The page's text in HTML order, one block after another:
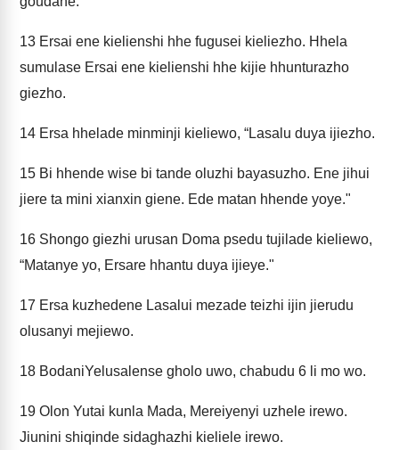
13 Ersai ene kielienshi hhe fugusei kieliezho. Hhela
sumulase Ersai ene kielienshi hhe kijie hhunturazho
giezho.
14 Ersa hhelade minminji kieliewo, “Lasalu duya ijiezho.
15 Bi hhende wise bi tande oluzhi bayasuzho. Ene jihui
jiere ta mini xianxin giene. Ede matan hhende yoye."
16 Shongo giezhi urusan Doma psedu tujilade kieliewo,
“Matanye yo, Ersare hhantu duya ijieye."
17 Ersa kuzhedene Lasalui mezade teizhi ijin jierudu
olusanyi mejiewo.
18 BodaniYelusalense gholo uwo, chabudu 6 li mo wo.
19 Olon Yutai kunla Mada, Mereiyenyi uzhele irewo.
Jiunini shiqinde sidaghazhi kieliele irewo.